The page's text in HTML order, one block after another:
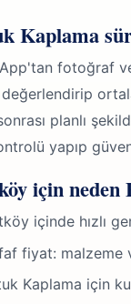
Kaplama
fotoğraf
planlı
yapıp
için neden
içinde hızlı
fiyat: malzeme
Kaplama için